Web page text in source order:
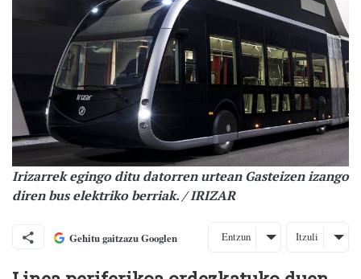
Irizarrek egingo ditu datorren urtean Gasteizen izango
diren bus elektriko berriak. / IRIZAR
Gehitu gaitzazu Googlen Entzun Itzuli